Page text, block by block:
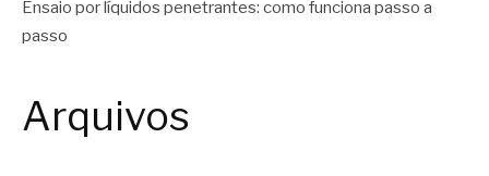
Ensaio por líquidos penetrantes: como funciona passo a
passo
Arquivos